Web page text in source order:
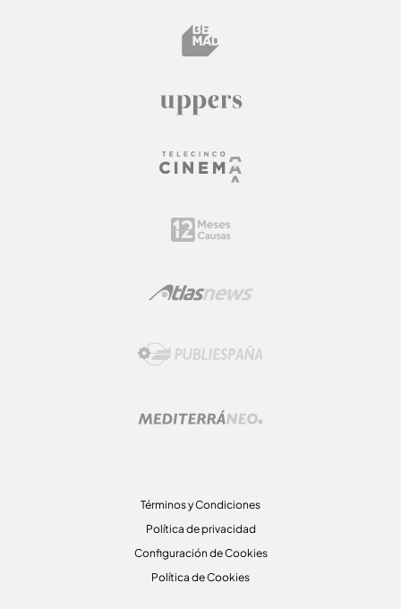
Términos y Condiciones
Política de privacidad
Configuración de Cookies
Política de Cookies